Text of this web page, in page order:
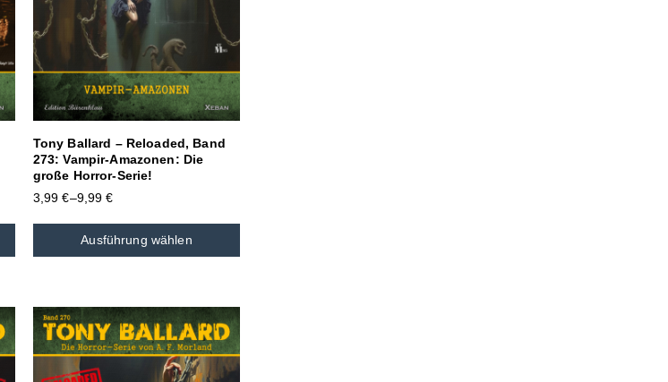
Tony Ballard – Reloaded, Band
273: Vampir-Amazonen: Die
große Horror-Serie!
3,99€–9,99€
Ausführung wählen